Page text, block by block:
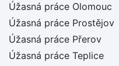
Úžasná práce Olomouc
Úžasná práce Prostějov
Úžasná práce Přerov
Úžasná práce Teplice